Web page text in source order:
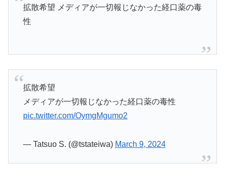
拡散希望 メディアが一切報じなかった経口薬の毒
性
拡散希望
メディアが一切報じなかった経口薬の毒性
pic.twitter.com/OymgMgumo2
— Tatsuo S. (@tstateiwa) March 9, 2024